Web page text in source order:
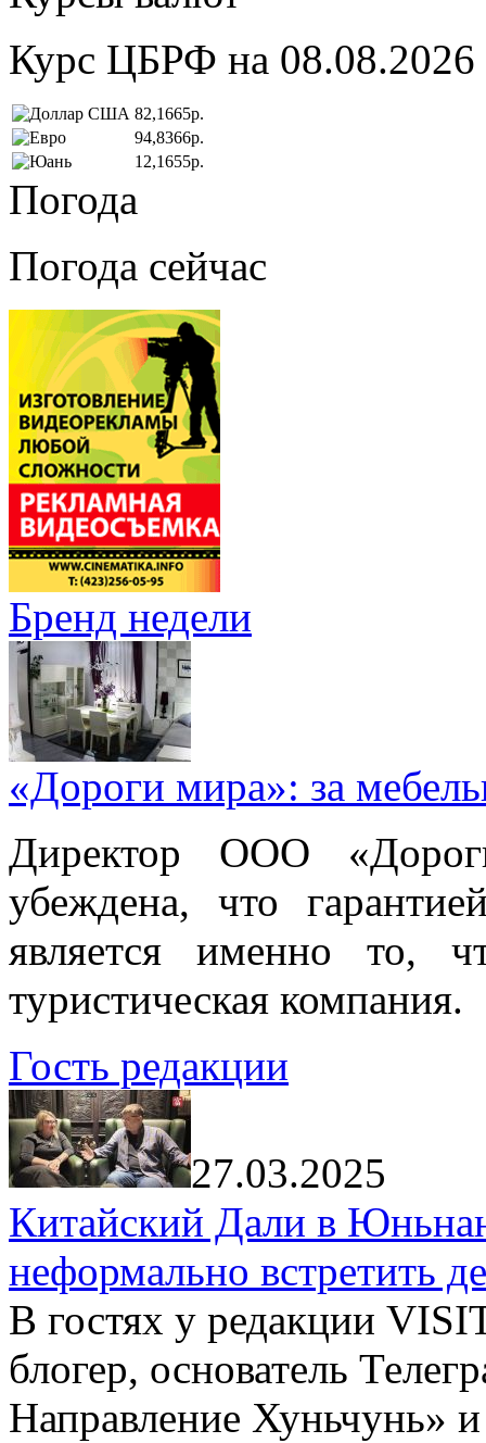
Курс ЦБРФ на 08.08.2026
82,1665р.
94,8366р.
12,1655р.
Погода
Погода сейчас
Бренд недели
«Дороги мира»: за
Директор ООО
убеждена, что
является именно то,
туристическая компания.
Гость редакции
27.03.2025
Китайский Дали в
неформально встретить
В гостях у редакции
блогер, основатель
Направление Хуньчунь»